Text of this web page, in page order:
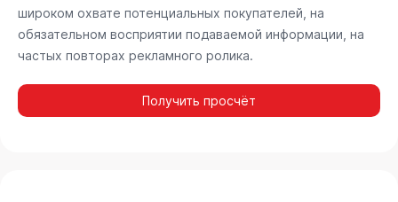
широком охвате потенциальных покупателей, на
обязательном восприятии подаваемой информации, на
частых повторах рекламного ролика.
Получить просчёт